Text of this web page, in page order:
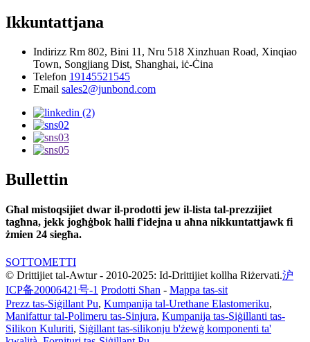
Ikkuntattjana
Indirizz Rm 802, Bini 11, Nru 518 Xinzhuan Road, Xinqiao
Town, Songjiang Dist, Shanghai, iċ-Ċina
Telefon 19145521545
Email sales2@junbond.com
Bullettin
Għal mistoqsijiet dwar il-prodotti jew il-lista tal-prezzijiet
tagħna, jekk jogħġbok ħalli f'idejna u aħna nikkuntattjawk fi
żmien 24 siegħa.
SOTTOMETTI
© Drittijiet tal-Awtur - 2010-2025: Id-Drittijiet kollha Riżervati.沪
ICP备20006421号-1 Prodotti Sħan - Mappa tas-sit
Prezz tas-Siġillant Pu, Kumpanija tal-Urethane Elastomeriku,
Manifattur tal-Polimeru tas-Sinjura, Kumpanija tas-Siġillanti tas-
Silikon Kuluriti, Siġillant tas-silikonju b'żewġ komponenti ta'